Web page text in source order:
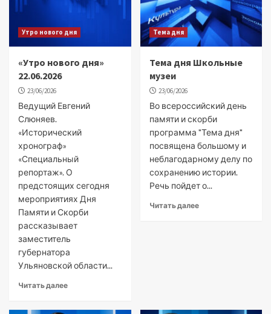
Утро нового дня
«Утро нового дня»
22.06.2026
23/06/2026
Ведущий Евгений
Слюняев.
«Исторический
хронограф»
«Специальный
репортаж». О
предстоящих сегодня
мероприятиях Дня
Памяти и Скорби
рассказывает
заместитель
губернатора
Ульяновской области...
Читать далее
Тема дня
Тема дня Школьные
музеи
23/06/2026
Во всероссийский день
памяти и скорби
программа "Тема дня"
посвящена большому и
неблагодарному делу по
сохранению истории.
Речь пойдет о...
Читать далее